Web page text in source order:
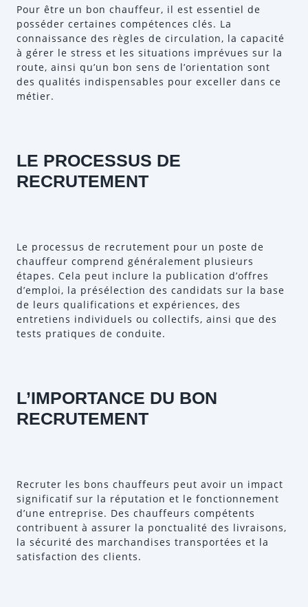
Pour être un bon chauffeur, il est essentiel de
posséder certaines compétences clés. La
connaissance des règles de circulation, la capacité
à gérer le stress et les situations imprévues sur la
route, ainsi qu’un bon sens de l’orientation sont
des qualités indispensables pour exceller dans ce
métier.
LE PROCESSUS DE
RECRUTEMENT
Le processus de recrutement pour un poste de
chauffeur comprend généralement plusieurs
étapes. Cela peut inclure la publication d’offres
d’emploi, la présélection des candidats sur la base
de leurs qualifications et expériences, des
entretiens individuels ou collectifs, ainsi que des
tests pratiques de conduite.
L’IMPORTANCE DU BON
RECRUTEMENT
Recruter les bons chauffeurs peut avoir un impact
significatif sur la réputation et le fonctionnement
d’une entreprise. Des chauffeurs compétents
contribuent à assurer la ponctualité des livraisons,
la sécurité des marchandises transportées et la
satisfaction des clients.